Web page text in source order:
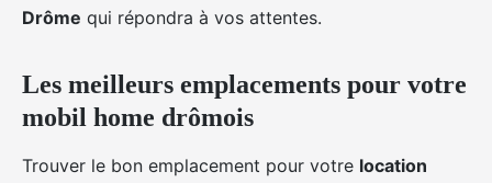
Drôme qui répondra à vos attentes.
Les meilleurs emplacements pour votre
mobil home drômois
Trouver le bon emplacement pour votre location